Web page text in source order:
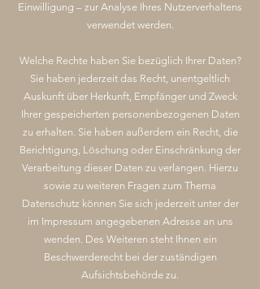
Einwilligung – zur Analyse Ihres Nutzerverhaltens
verwendet werden.
Welche Rechte haben Sie bezüglich Ihrer Daten?
Sie haben jederzeit das Recht, unentgeltlich
Auskunft über Herkunft, Empfänger und Zweck
Ihrer gespeicherten personenbezogenen Daten
zu erhalten. Sie haben außerdem ein Recht, die
Berichtigung, Löschung oder Einschränkung der
Verarbeitung dieser Daten zu verlangen. Hierzu
sowie zu weiteren Fragen zum Thema
Datenschutz können Sie sich jederzeit unter der
im Impressum angegebenen Adresse an uns
wenden. Des Weiteren steht Ihnen ein
Beschwerderecht bei der zuständigen
Aufsichtsbehörde zu.